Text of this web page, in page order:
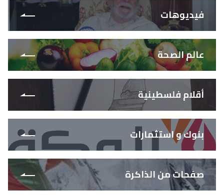
فيديوهات
عالم الصحة
أقلام فلسطينية
بنوك و استثمارات
صفحات من الذاكرة